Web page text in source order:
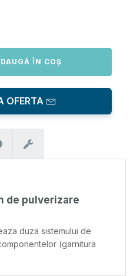
ÎN COȘ
OFERTA
de pulverizare
duza sistemului de
(garnitura